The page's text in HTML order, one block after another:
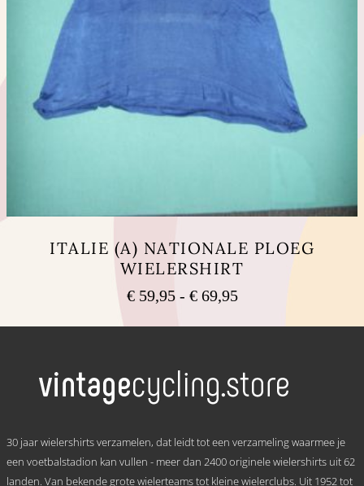
ITALIE (A) NATIONALE PLOEG
WIELERSHIRT
€59,95 - €69,95Prijsklasse:
tot
variaties.
Deze
gekozen
op
de
30 jaar wielershirts verzamelen, dat leidt tot een verzameling waarmee je
een voetbalstadion kan vullen - meer dan 2400 originele wielershirts uit 62
landen. Van bekende grote wielerteams tot kleine wielerclubs. Uit 1952 tot